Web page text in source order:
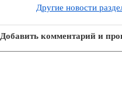
Другие новости
Добавить комментарий и